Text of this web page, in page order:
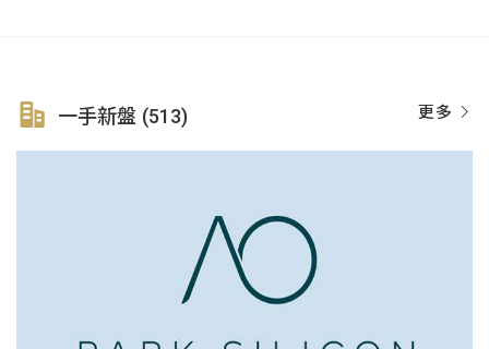
更多
一手新盤 (513)